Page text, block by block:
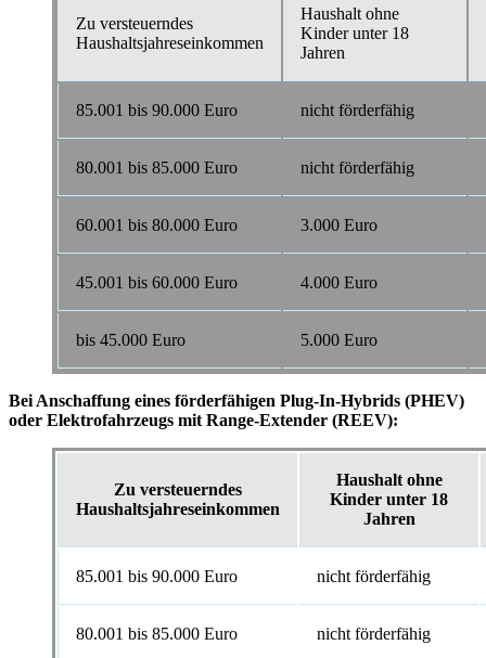
Zu versteuerndes
Haushaltsjahreseinkommen
Haushalt ohne
Kinder unter 18
Jahren
85.001 bis 90.000 Euro nicht förderfähig
80.001 bis 85.000 Euro nicht förderfähig
60.001 bis 80.000 Euro 3.000 Euro
45.001 bis 60.000 Euro 4.000 Euro
bis 45.000 Euro 5.000 Euro
Bei Anschaffung eines förderfähigen Plug-In-Hybrids (PHEV)
oder Elektrofahrzeugs mit Range-Extender (REEV):
Zu versteuerndes
Haushaltsjahreseinkommen
Haushalt ohne
Kinder unter 18
Jahren
85.001 bis 90.000 Euro nicht förderfähig
80.001 bis 85.000 Euro nicht förderfähig